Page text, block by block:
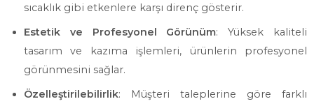
sıcaklık gibi etkenlere karşı direnç gösterir.
Estetik ve Profesyonel Görünüm: Yüksek kaliteli
tasarım ve kazıma işlemleri, ürünlerin profesyonel
görünmesini sağlar.
Özelleştirilebilirlik: Müşteri taleplerine göre farklı